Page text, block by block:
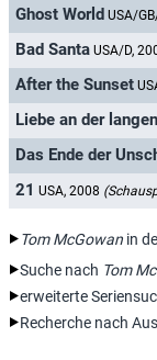
Ghost World USA/
Bad Santa USA/D,
After the Sunset
Liebe an der
Das Ende der
21 USA, 2008
Tom McGowan in
Suche nach Tom
erweiterte
Recherche nach